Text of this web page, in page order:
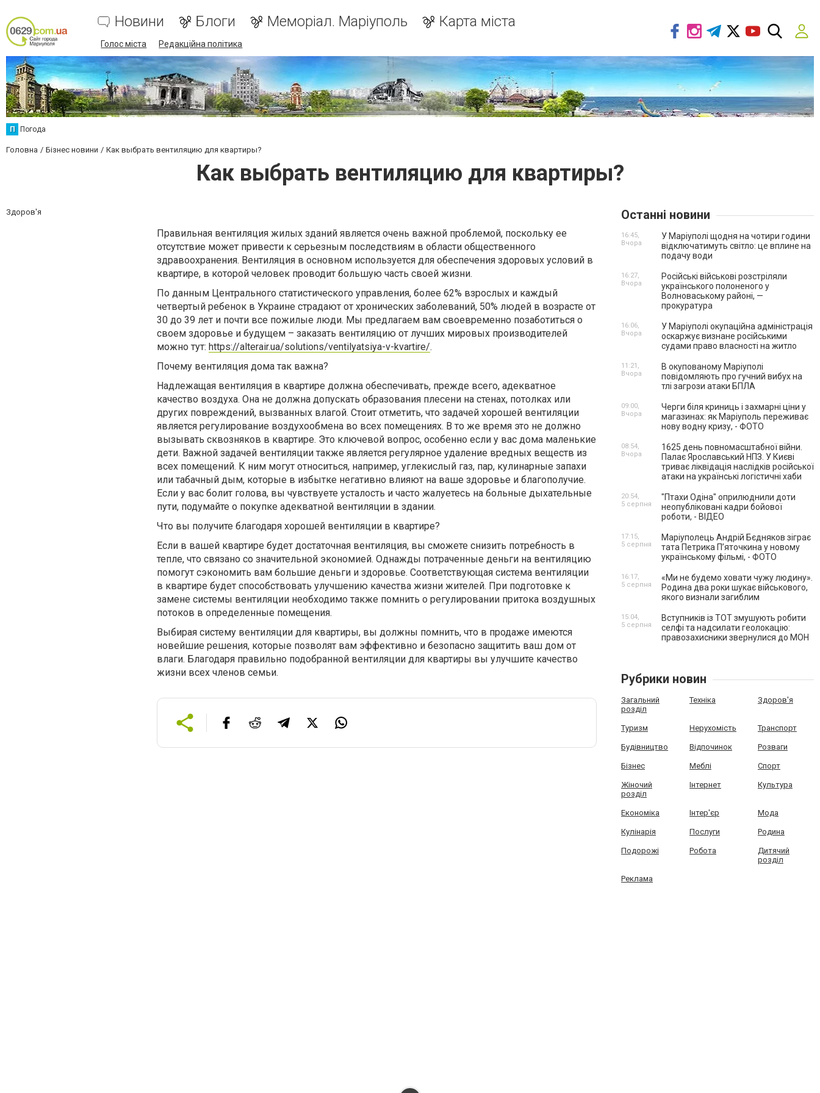
Новини Блоги Меморіал. Маріуполь Карта міста
Голос міста Редакційна політика
П Погода
Головна Бізнес новини Как выбрать вентиляцию для квартиры?
Как выбрать вентиляцию для квартиры?
Здоров'я
Правильная вентиляция жилых зданий является очень важной проблемой, поскольку ее
отсутствие может привести к серьезным последствиям в области общественного
здравоохранения. Вентиляция в основном используется для обеспечения здоровых условий в
квартире, в которой человек проводит большую часть своей жизни.
По данным Центрального статистического управления, более 62% взрослых и каждый
четвертый ребенок в Украине страдают от хронических заболеваний, 50% людей в возрасте от
30 до 39 лет и почти все пожилые люди. Мы предлагаем вам своевременно позаботиться о
своем здоровье и будущем – заказать вентиляцию от лучших мировых производителей
можно тут: https://alterair.ua/solutions/ventilyatsiya-v-kvartire/.
Почему вентиляция дома так важна?
Надлежащая вентиляция в квартире должна обеспечивать, прежде всего, адекватное
качество воздуха. Она не должна допускать образования плесени на стенах, потолках или
других повреждений, вызванных влагой. Стоит отметить, что задачей хорошей вентиляции
является регулирование воздухообмена во всех помещениях. В то же время это не должно
вызывать сквозняков в квартире. Это ключевой вопрос, особенно если у вас дома маленькие
дети. Важной задачей вентиляции также является регулярное удаление вредных веществ из
всех помещений. К ним могут относиться, например, углекислый газ, пар, кулинарные запахи
или табачный дым, которые в избытке негативно влияют на ваше здоровье и благополучие.
Если у вас болит голова, вы чувствуете усталость и часто жалуетесь на больные дыхательные
пути, подумайте о покупке адекватной вентиляции в здании.
Что вы получите благодаря хорошей вентиляции в квартире?
Если в вашей квартире будет достаточная вентиляция, вы сможете снизить потребность в
тепле, что связано со значительной экономией. Однажды потраченные деньги на вентиляцию
помогут сэкономить вам большие деньги и здоровье. Соответствующая система вентиляции
в квартире будет способствовать улучшению качества жизни жителей. При подготовке к
замене системы вентиляции необходимо также помнить о регулировании притока воздушных
потоков в определенные помещения.
Выбирая систему вентиляции для квартиры, вы должны помнить, что в продаже имеются
новейшие решения, которые позволят вам эффективно и безопасно защитить ваш дом от
влаги. Благодаря правильно подобранной вентиляции для квартиры вы улучшите качество
жизни всех членов семьи.
Останні новини
У Маріуполі щодня на чотири години
відключатимуть світло: це вплине на
подачу води
16:45,
Вчора
Російські військові розстріляли
українського полоненого у
Волноваському районі, —
прокуратура
16:27,
Вчора
У Маріуполі окупаційна адміністрація
оскаржує визнане російськими
судами право власності на житло
16:06,
Вчора
В окупованому Маріуполі
повідомляють про гучний вибух на
тлі загрози атаки БПЛА
11:21,
Вчора
Черги біля криниць і захмарні ціни у
магазинах: як Маріуполь переживає
нову водну кризу, - ФОТО
09:00,
Вчора
1625 день повномасштабної війни.
Палає Ярославський НПЗ. У Києві
триває ліквідація наслідків російської
атаки на українські логістичні хаби
08:54,
Вчора
"Птахи Одіна" оприлюднили доти
неопубліковані кадри бойової
роботи, - ВІДЕО
20:54,
5 серпня
Маріуполець Андрій Бєдняков зіграє
тата Петрика П’яточкина у новому
українському фільмі, - ФОТО
17:15,
5 серпня
«Ми не будемо ховати чужу людину».
Родина два роки шукає військового,
якого визнали загиблим
16:17,
5 серпня
Вступників із ТОТ змушують робити
селфі та надсилати геолокацію:
правозахисники звернулися до МОН
15:04,
5 серпня
Рубрики новин
Загальний
розділ
Техніка Здоров'я
Туризм Нерухомість Транспорт
Будівництво Відпочинок Розваги
Бізнес Меблі Спорт
Жіночий
розділ
Інтернет Культура
Економіка Інтер'єр Мода
Кулінарія Послуги Родина
Подорожі Робота
Дитячий
розділ
Реклама